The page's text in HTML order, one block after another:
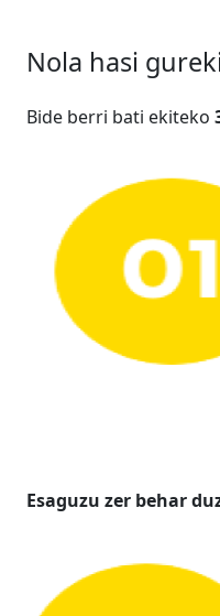
Nola hasi
Bide berri bati ekiteko
Esaguzu zer behar